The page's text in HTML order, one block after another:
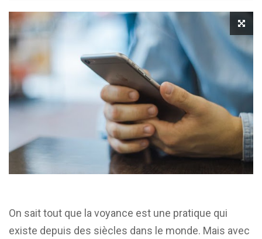
On sait tout que la voyance est une pratique qui
existe depuis des siècles dans le monde. Mais avec